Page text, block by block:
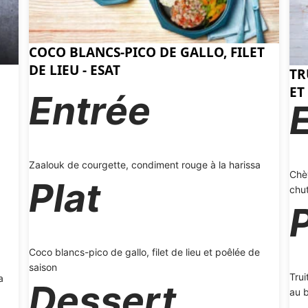
COCO BLANCS-PICO DE GALLO, FILET
DE LIEU - ESAT
Entrée
Zaalouk de courgette, condiment rouge à la harissa
Plat
Coco blancs-pico de gallo, filet de lieu et poêlée de
saison
au